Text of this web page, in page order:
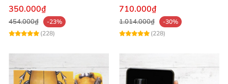
Hoa Tình Dục
350.000₫
454.000₫
-23%
(228)
Cho Cộng Đồng LGBT
710.000₫
1.014.000₫
-30%
(228)